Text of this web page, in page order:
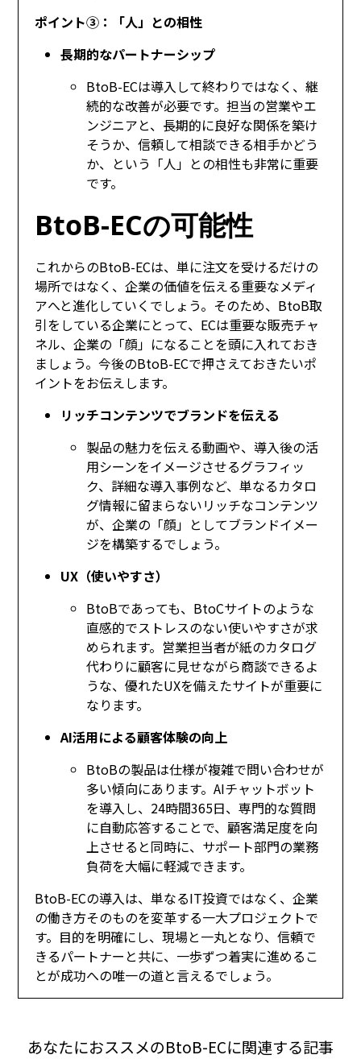
ポイント③：「人」との相性
長期的なパートナーシップ
BtoB-ECは導入して終わりではなく、継
続的な改善が必要です。担当の営業やエ
ンジニアと、長期的に良好な関係を築け
そうか、信頼して相談できる相手かどう
か、という「人」との相性も非常に重要
です。
BtoB-ECの可能性
これからのBtoB-ECは、単に注文を受けるだけの
場所ではなく、企業の価値を伝える重要なメディ
アへと進化していくでしょう。そのため、BtoB取
引をしている企業にとって、ECは重要な販売チャ
ネル、企業の「顔」になることを頭に入れておき
ましょう。今後のBtoB-ECで押さえておきたいポ
イントをお伝えします。
リッチコンテンツでブランドを伝える
製品の魅力を伝える動画や、導入後の活
用シーンをイメージさせるグラフィッ
ク、詳細な導入事例など、単なるカタロ
グ情報に留まらないリッチなコンテンツ
が、企業の「顔」としてブランドイメー
ジを構築するでしょう。
UX（使いやすさ）
BtoBであっても、BtoCサイトのような
直感的でストレスのない使いやすさが求
められます。営業担当者が紙のカタログ
代わりに顧客に見せながら商談できるよ
うな、優れたUXを備えたサイトが重要に
なります。
AI活用による顧客体験の向上
BtoBの製品は仕様が複雑で問い合わせが
多い傾向にあります。AIチャットボット
を導入し、24時間365日、専門的な質問
に自動応答することで、顧客満足度を向
上させると同時に、サポート部門の業務
負荷を大幅に軽減できます。
BtoB-ECの導入は、単なるIT投資ではなく、企業
の働き方そのものを変革する一大プロジェクトで
す。目的を明確にし、現場と一丸となり、信頼で
きるパートナーと共に、一歩ずつ着実に進めるこ
とが成功への唯一の道と言えるでしょう。
あなたにおススメのBtoB-ECに関連する記事